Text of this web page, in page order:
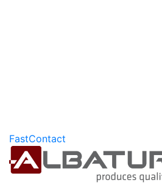
FastContact